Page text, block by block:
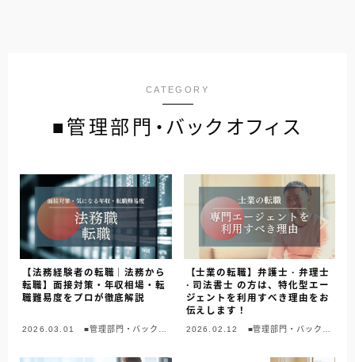
CATEGORY
■管理部門・バックオフィス
【法務経験者の転職｜法務から
転職】面接対策・年収相場・転
職難易度をプロが徹底解説
2026.03.01
■管理部門・バックオ
【士業の転職】弁護士 · 弁理士
· 司法書士 の方は、特化型エー
ジェントを利用すべき理由をお
伝えします！
2026.02.12
■管理部門・バックオ